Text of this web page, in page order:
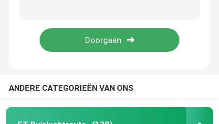
Nasopharyngeal Luchtroutebuis
ANDERE CATEGORIEËN VAN ONS